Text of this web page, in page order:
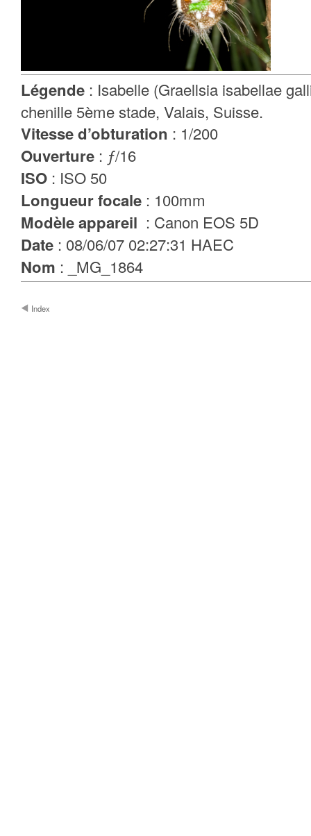
Légende : Isabelle (Graellsia isabellae
chenille 5ème stade, Valais, Suisse.
Vitesse d’obturation : 1/200
Ouverture : ƒ/16
ISO : ISO 50
Longueur focale : 100mm
Modèle appareil : Canon EOS 5D
Date : 08/06/07 02:27:31 HAEC
Nom : _MG_1864
Index